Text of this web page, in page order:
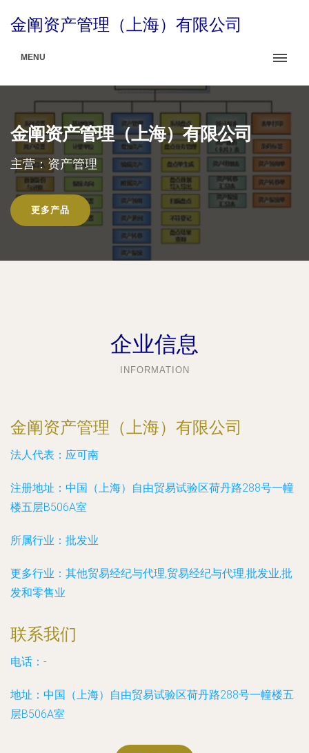
金阐资产管理（上海）有限公司
MENU
金阐资产管理（上海）有限公司
主营：资产管理
更多产品
企业信息
INFORMATION
金阐资产管理（上海）有限公司
法人代表： 应可南
注册地址： 中国（上海）自由贸易试验区荷丹路288号一幢
楼五层B506A室
所属行业： 批发业
更多行业： 其他贸易经纪与代理,贸易经纪与代理,批发业,批
发和零售业
联系我们
电话：-
地址：中国（上海）自由贸易试验区荷丹路288号一幢楼五
层B506A室